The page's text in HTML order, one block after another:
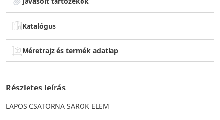
Katalógus
Méretrajz és termék adatlap
Részletes leírás
LAPOS CSATORNA SAROK ELEM: